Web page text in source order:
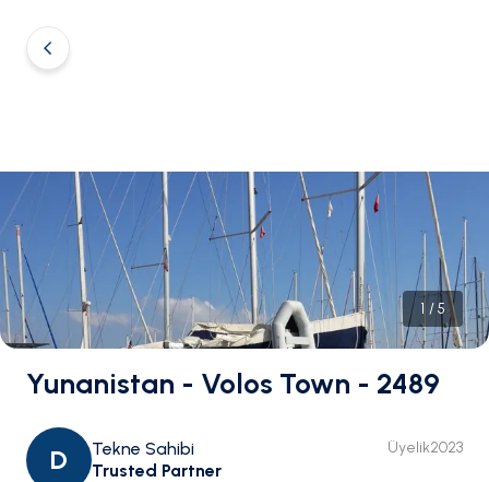
1 /5
Yunanistan - Volos Town - 2489
D
Tekne Sahibi
Trusted Partner
Üyelik2023